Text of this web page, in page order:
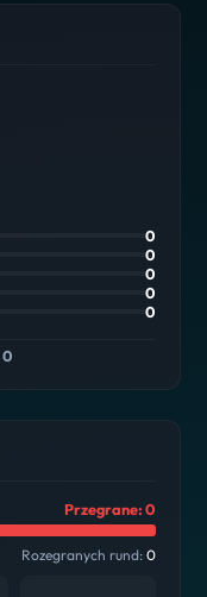
0
0
0
0
0
0
Przegrane: 0
Rozegranych rund: 0